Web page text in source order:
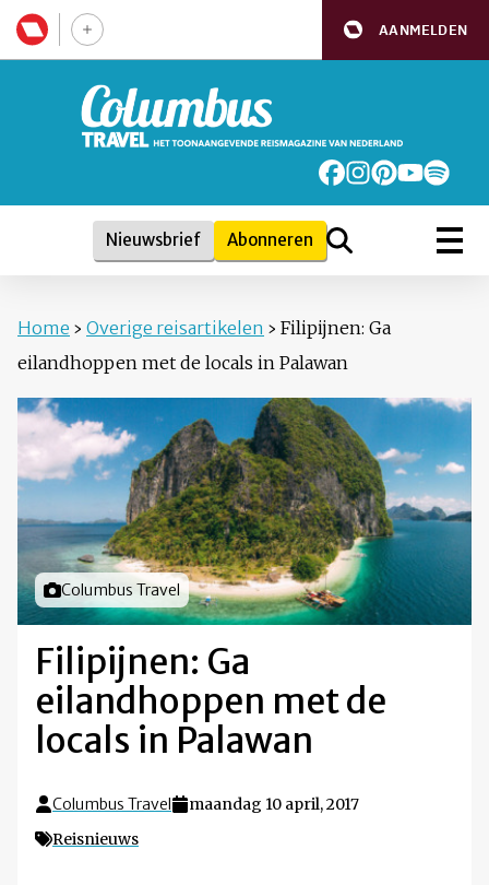
AANMELDEN
Nieuwsbrief Abonneren
Home › Overige reisartikelen › Filipijnen: Ga
eilandhoppen met de locals in Palawan
Foto door
Columbus Travel
Filipijnen: Ga
eilandhoppen met de
locals in Palawan
Columbus Travel
maandag 10 april, 2017
Reisnieuws